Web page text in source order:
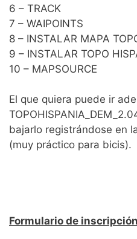
6 – TRACK
7 – WAIPOINTS
8 – INSTALAR MAPA
9 – INSTALAR TOPO
10 – MAPSOURCE
El que quiera puede ir
bajarlo registrándose en
(muy práctico para bicis).
Formulario de